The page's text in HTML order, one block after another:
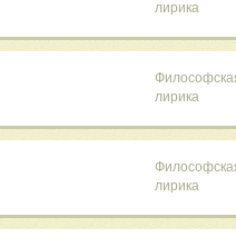
лирика
лирика
лирика